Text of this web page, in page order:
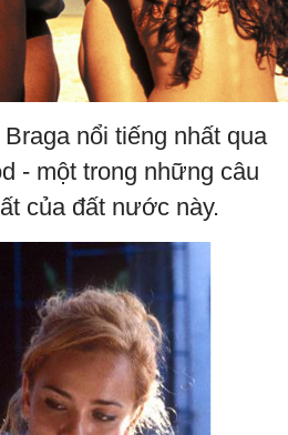
nổi tiếng nhất qua
- một trong những câu
của đất nước này.